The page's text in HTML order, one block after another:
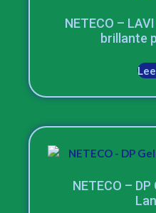
NETECO –
brillante
NETECO –